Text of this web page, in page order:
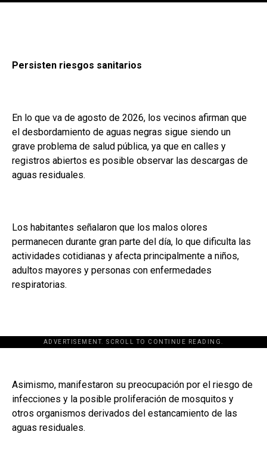
Persisten riesgos sanitarios
En lo que va de agosto de 2026, los vecinos afirman que
el desbordamiento de aguas negras sigue siendo un
grave problema de salud pública, ya que en calles y
registros abiertos es posible observar las descargas de
aguas residuales.
Los habitantes señalaron que los malos olores
permanecen durante gran parte del día, lo que dificulta las
actividades cotidianas y afecta principalmente a niños,
adultos mayores y personas con enfermedades
respiratorias.
ADVERTISEMENT. SCROLL TO CONTINUE READING.
Asimismo, manifestaron su preocupación por el riesgo de
infecciones y la posible proliferación de mosquitos y
otros organismos derivados del estancamiento de las
aguas residuales.